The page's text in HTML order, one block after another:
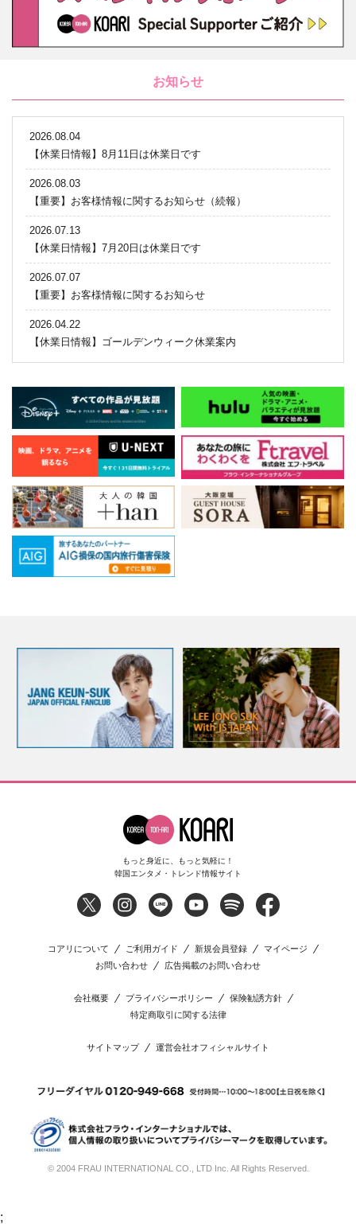
お知らせ
2026.08.04
【休業日情報】8月11日は休業日です
2026.08.03
【重要】お客様情報に関するお知らせ（続報）
2026.07.13
【休業日情報】7月20日は休業日です
2026.07.07
【重要】お客様情報に関するお知らせ
2026.04.22
【休業日情報】ゴールデンウィーク休業案内
もっと身近に、もっと気軽に！
韓国エンタメ・トレンド情報サイト
コアリについて ご利用ガイド 新規会員登録
マイページ
お問い合わせ
広告掲載のお問い合わせ
会社概要 プライバシーポリシー
保険勧誘方針
特定商取引に関する法律
サイトマップ 運営会社オフィシャルサイト
© 2004 FRAU INTERNATIONAL CO., LTD Inc. All Rights Reserved.
;